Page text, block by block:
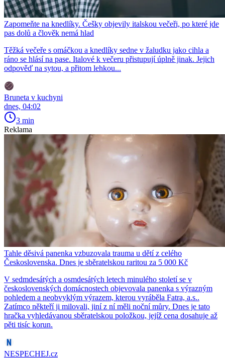
Zapomeňte na knedlíky. Češky objevily italskou večeři, po které jde
pas dolů a člověk nemá hlad
Těžká večeře s omáčkou a knedlíky sedne v žaludku jako cihla a
ráno se hlásí na pase. Italové k večeru přistupují úplně jinak. Jejich
odpověď na sytou, a přitom lehkou...
Bruneta v kuchyni
dnes, 04:02
3 min
Reklama
Tahle děsivá panenka vzbuzovala trauma u dětí z celého
Československa. Dnes je sběratelskou raritou za 5 000 Kč
V sedmdesátých a osmdesátých letech minulého století se v
československých domácnostech objevovala panenka s výrazným
pohledem a neobvyklým výrazem, kterou vyráběla Fatra, a.s..
Zatímco někteří ji milovali, jiní z ní měli noční můry. Dnes je tato
hračka vyhledávanou sběratelskou položkou, jejíž cena dosahuje až
pěti tisíc korun.
NESPECHEJ.cz